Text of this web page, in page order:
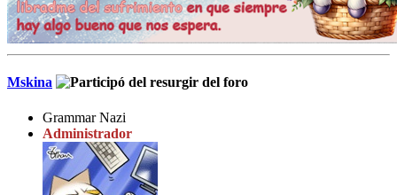
Mskina
Grammar Nazi
Administrador